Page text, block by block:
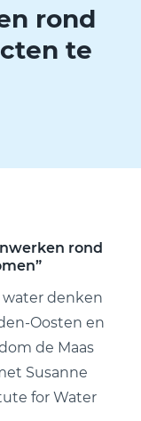
rond
te
rond
denken
Oosten en
de Maas
Susanne
for Water